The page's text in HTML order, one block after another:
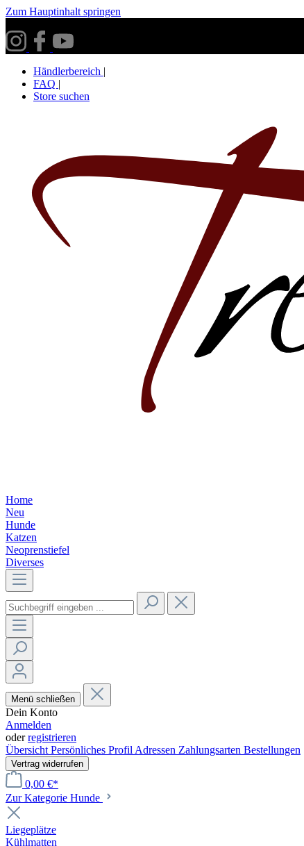
Zum Hauptinhalt springen
Händlerbereich |
FAQ |
Store suchen
Home
Neu
Hunde
Katzen
Neoprenstiefel
Diverses
Menü schließen
Dein Konto
Anmelden
oderregistrieren
ÜbersichtPersönliches ProfilAdressen Zahlungsarten Bestellungen
Vertrag widerrufen
0,00 €*
Zur Kategorie Hunde
Liegeplätze
Kühlmatten